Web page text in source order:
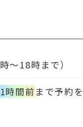
～18時まで）
時間前 まで予約